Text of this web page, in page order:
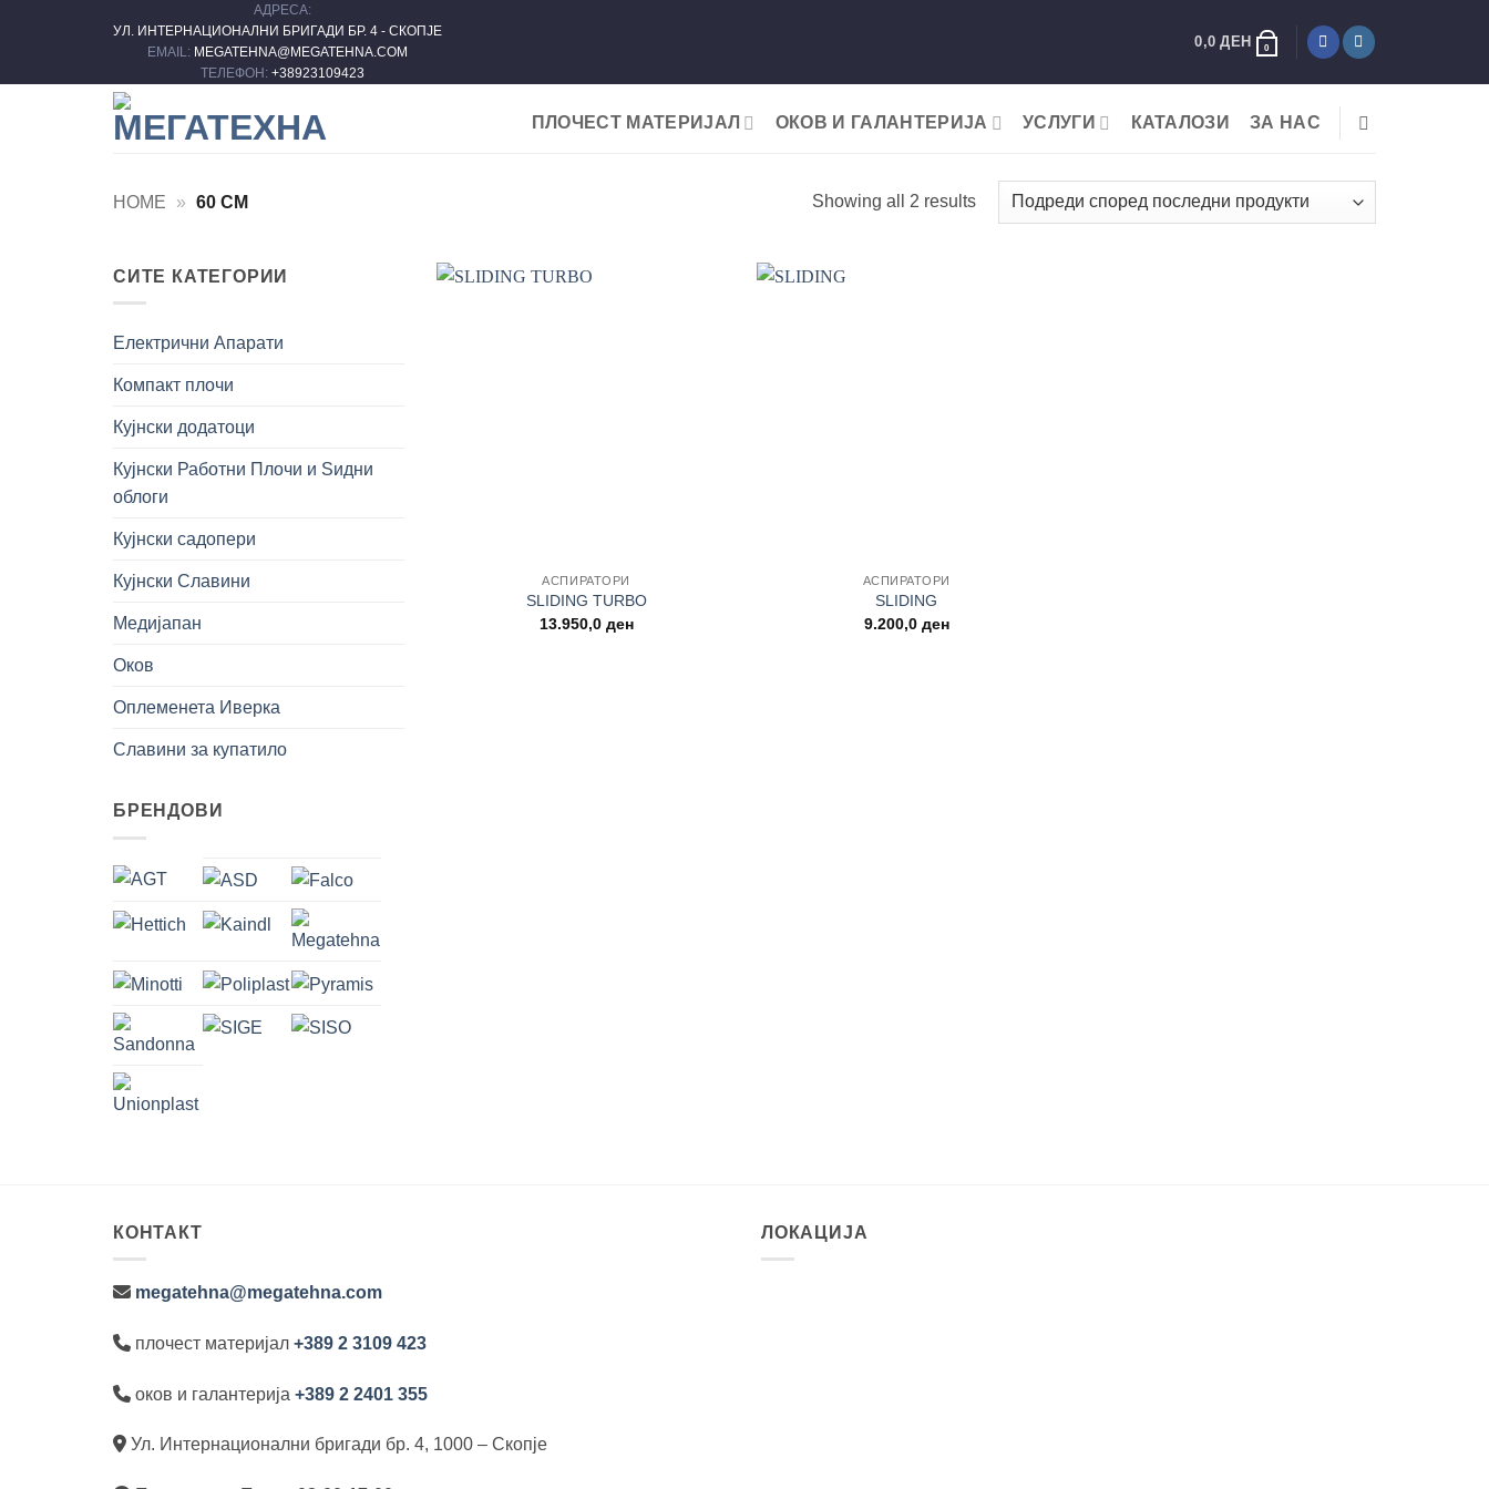
АДРЕСА:
УЛ. ИНТЕРНАЦИОНАЛНИ БРИГАДИ БР. 4 - СКОПЈЕ
EMAIL: MEGATEHNA@MEGATEHNA.COM
ТЕЛЕФОН: +38923109423
0,0ДЕН 0
ПЛОЧЕСТ МАТЕРИЈАЛ ОКОВ И ГАЛАНТЕРИЈА УСЛУГИ КАТАЛОЗИ ЗА НАС
HOME » 60 CM Showing all 2 resultsSorted
СИТЕ КАТЕГОРИИ
Електрични Апарати
Компакт плочи
Кујнски додатоци
Кујнски Работни Плочи и Ѕидни
облоги
Кујнски садопери
Кујнски Славини
Медијапан
Оков
Оплеменета Иверка
Славини за купатило
БРЕНДОВИ
АСПИРАТОРИ
SLIDING TURBO
13.950,0 ден
АСПИРАТОРИ
SLIDING
9.200,0 ден
КОНТАКТ
megatehna@megatehna.com
плочест материјал +389 2 3109 423
оков и галантерија +389 2 2401 355
Ул. Интернационални бригади бр. 4, 1000 – Скопје
ЛОКАЦИЈА